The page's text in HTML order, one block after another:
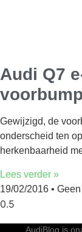
Audi Q7
Gewijzigd, de
onderscheid ten
herkenbaarheid
Lees verder »
19/02/2016
AudiBlog is